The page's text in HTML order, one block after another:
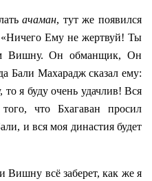
ачаман, тут же появился
Ему не жертвуй! Ты
Вишну. Он обманщик, Он
Бали Махарадж сказал ему:
я буду очень удачлив! Вся
того, что Бхагаван просил
и вся моя династия будет
всё заберет, как же я